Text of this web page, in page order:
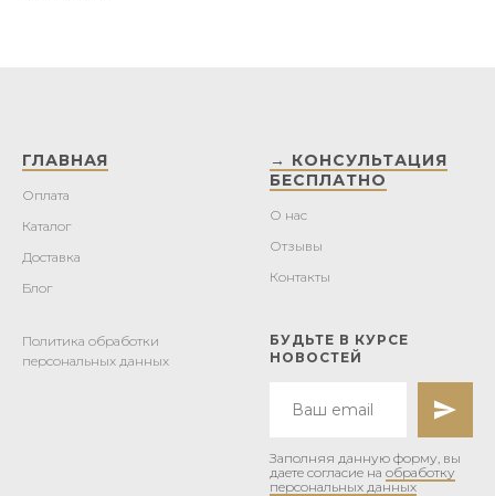
ГЛАВНАЯ
Оплата
Каталог
Доставка
Блог
→ КОНСУЛЬТАЦИЯ
БЕСПЛАТНО
О нас
Отзывы
Контакты
Политика обработки
персональных данных
БУДЬТЕ В КУРСЕ
НОВОСТЕЙ
Заполняя данную форму, вы
даете согласие на обработку
персональных данных